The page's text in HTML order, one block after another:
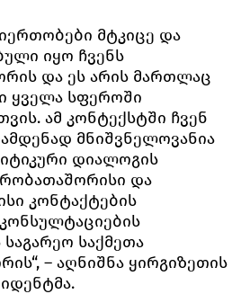
მტკიცე და
იყო ჩვენს
და ეს არის მართლაც
ყველა სფეროში
ამ კონტექსტში ჩვენ
მნიშვნელოვანია
დიალოგის
და
კონტაქტების
საქმეთა
– აღნიშნა ყირგიზეთის